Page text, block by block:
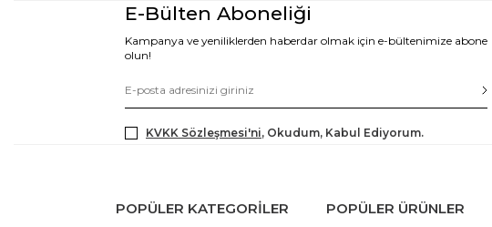
E-Bülten Aboneliği
Kampanya ve yeniliklerden haberdar olmak için e-bültenimize abone
olun!
KVKK Sözleşmesi'ni, Okudum, Kabul Ediyorum.
POPÜLER KATEGORILER POPÜLER ÜRÜNLER